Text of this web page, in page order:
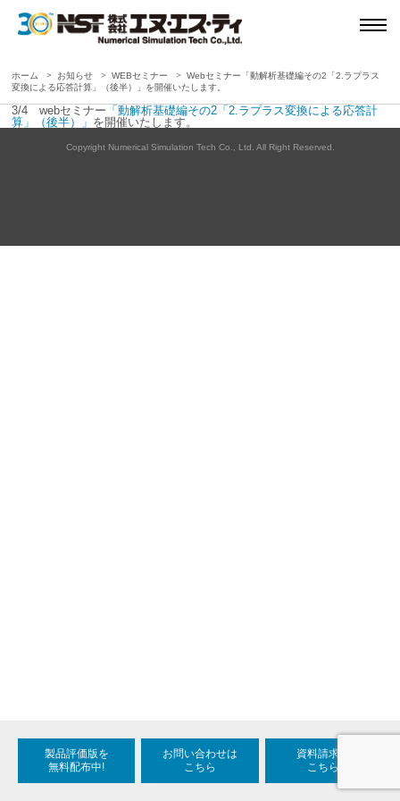
ホーム お知らせ WEBセミナー
Webセミナー「動解析基礎編その2「2.ラプラス
変換による応答計算」（後半）」を開催いたします。
3/4 webセミナー 「動解析基礎編その2「2.ラプラス変換による応答計
算」（後半）」 を開催いたします。
Copyright Numerical Simulation Tech Co., Ltd. All Right Reserved.
製品評価版を
無料配布中!
お問い合わせは
こちら
資料請求は
こちら